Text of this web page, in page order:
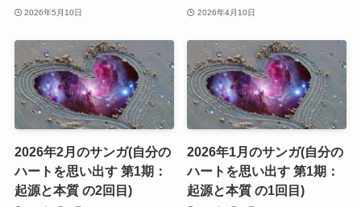
2026年5月10日 2026年4月10日
2026年2月のサンガ(自分の
ハートを思い出す 第1期：
起源と本質 の2回目)
2026年1月のサンガ(自分の
ハートを思い出す 第1期：
起源と本質 の1回目)